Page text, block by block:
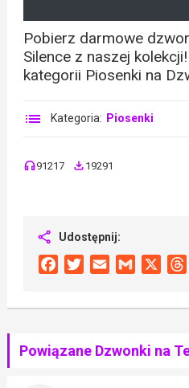
Pobierz darmowe
Silence z naszej
kategorii Piosenki na
Kategoria: Piosenki
91217 19291
Udostępnij:
FacebookTwitterEmail Gmail
Powiązane Dzwonki na